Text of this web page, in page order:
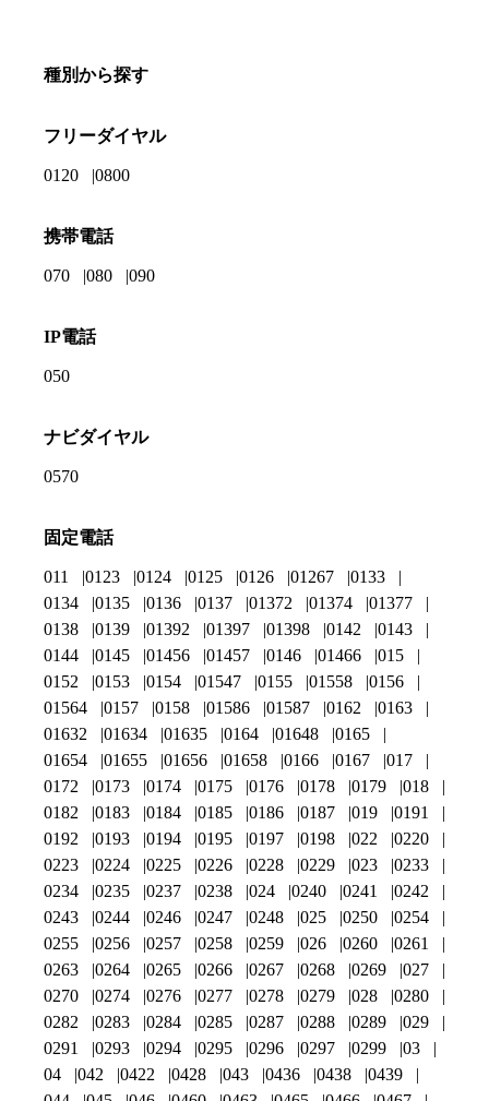
種別から探す
フリーダイヤル
0120 0800
携帯電話
070 080 090
IP電話
050
ナビダイヤル
0570
固定電話
011 0123 0124 0125 0126 01267
0133
0134
0135 0136 0137 01372 01374
01377
0138
0139 01392 01397 01398 0142
0143
0144
0145 01456 01457 0146 01466
015
0152
0153 0154 01547 0155 01558
0156
01564
0157 0158 01586 01587 0162
0163
01632
01634 01635 0164 01648
0165
01654
01655 01656 01658 0166 0167
017
0172
0173 0174 0175 0176 0178 0179
018
0182
0183 0184 0185 0186 0187 019
0191
0192
0193 0194 0195 0197 0198 022
0220
0223
0224 0225 0226 0228 0229 023
0233
0234
0235 0237 0238 024 0240 0241
0242
0243
0244 0246 0247 0248 025 0250
0254
0255
0256 0257 0258 0259 026 0260
0261
0263
0264 0265 0266 0267 0268 0269
027
0270
0274 0276 0277 0278 0279 028
0280
0282
0283 0284 0285 0287 0288 0289
029
0291
0293 0294 0295 0296 0297 0299
03
04
042 0422 0428 043 0436 0438
0439